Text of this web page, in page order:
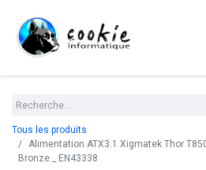
Tous les produits
Alimentation ATX3.1 Xigmatek Thor
Bronze _ EN43338